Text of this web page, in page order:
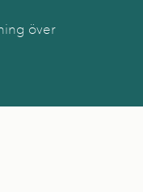
över